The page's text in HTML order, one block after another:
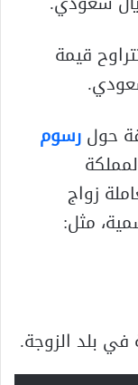
قيمة
حولرسوم
زواج
مثل:
في بلد الزوجة.